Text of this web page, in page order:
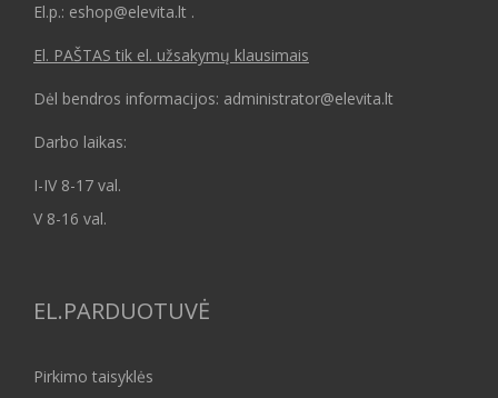
El.p.: eshop@elevita.lt .
El. PAŠTAS tik el. užsakymų klausimais
Dėl bendros informacijos: administrator@elevita.lt
Darbo laikas:
I-IV 8-17 val.
V 8-16 val.
EL.PARDUOTUVĖ
Pirkimo taisyklės